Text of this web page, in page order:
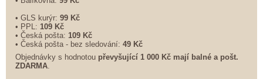
• GLS kurýr: 99 Kč
• PPL: 109 Kč
• Česká pošta: 109 Kč
• Česká pošta - bez sledování: 49 Kč
Objednávky s hodnotou převyšující 1 000 Kč mají balné a pošt.
ZDARMA